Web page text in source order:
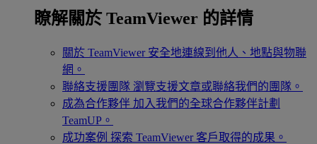
瞭解關於 TeamViewer 的詳情
關於 TeamViewer 安全地連線到他人、地點與物聯
網。
聯絡支援團隊 瀏覽支援文章或聯絡我們的團隊。
成為合作夥伴 加入我們的全球合作夥伴計劃
TeamUP。
成功案例 探索 TeamViewer 客戶取得的成果。